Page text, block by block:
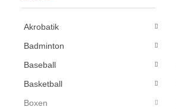
Akrobatik
Badminton
Baseball
Basketball
Boxen